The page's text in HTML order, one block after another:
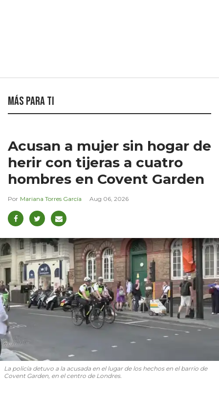
Más para ti
Acusan a mujer sin hogar de
herir con tijeras a cuatro
hombres en Covent Garden
Mariana Torres García Aug 06, 2026
La policía detuvo a la acusada en el lugar de los hechos en el barrio de
Covent Garden, en el centro de Londres.